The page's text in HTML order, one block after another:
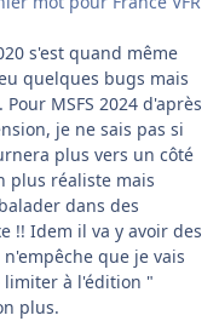
s'est quand même
quelques bugs mais
MSFS 2024 d'après
je ne sais pas si
plus vers un côté
plus réaliste mais
dans des
!! Idem il va y avoir des
que je vais
limiter à l'édition "
plus.